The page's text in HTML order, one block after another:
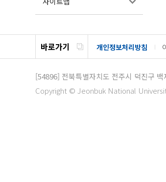
바로가기 개인정보처리방침
[54896] 전북특별자치도 전주시 덕진구
Copyright © Jeonbuk National